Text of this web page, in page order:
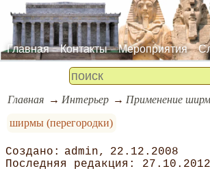
Главная Контакты Мероприятия
Главная Интерьер
Применение ширм
ширмы (перегородки)
admin
22.12.2008
27.10.2012